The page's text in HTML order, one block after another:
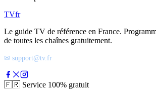
TVfr
Le guide TV de référence en France.
de toutes les chaînes gratuitement.
✉ support@tv.fr
🇫🇷 Service 100% gratuit